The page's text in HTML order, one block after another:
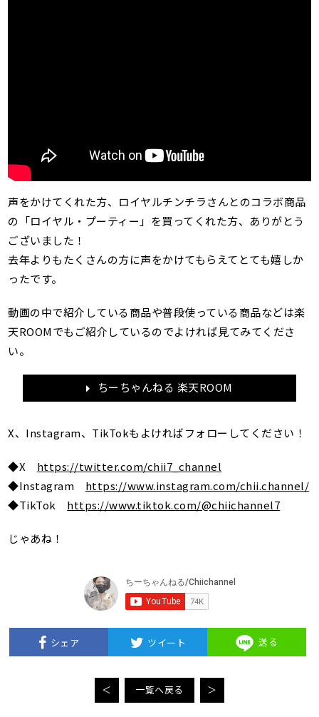
声をかけてくれた方、ロイヤルチンチラさんとのコラボ商品
の「ロイヤル・プーティー」を買ってくれた方、ありがとう
ございました！
去年よりもたくさんの方に声をかけてもらえてとても嬉しか
ったです。
動画の中で紹介している商品や普段使っている商品などは楽
天ROOMでもご紹介しているのでよければ見てみてくださ
い。
ちーちゃんねる 楽天ROOM
X、Instagram、TikTokもよければフォローしてください！
◆X https://twitter.com/chii7_channel
◆Instagram https://www.instagram.com/chii.channel/
◆TikTok https://www.tiktok.com/@chiichannel7
じゃあね！
シェア ツイート 送る
＜ 一覧へ戻る ＞